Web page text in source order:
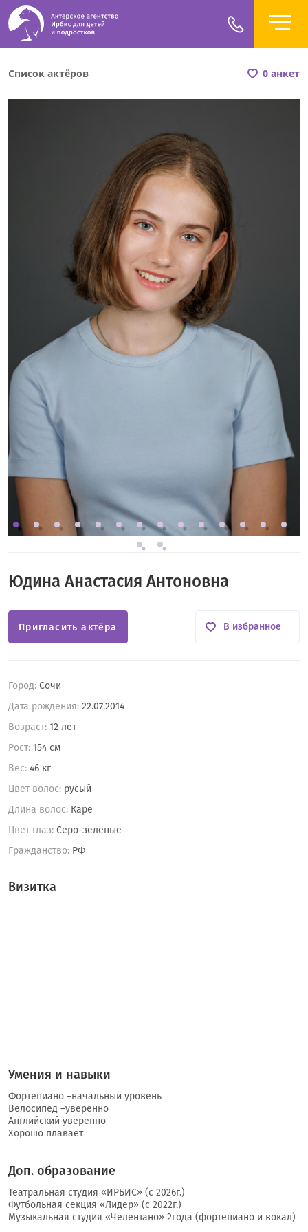
Список актёров 0 анкет
Юдина Анастасия Антоновна
Город: Сочи
Дата рождения: 22.07.2014
Возраст: 12 лет
Рост: 154 см
Вес: 46 кг
Цвет волос: русый
Длина волос: Каре
Цвет глаз: Серо-зеленые
Гражданство: РФ
Пригласить актёра В избранное
Визитка
Умения и навыки
Фортепиано –начальный уровень
Велосипед –уверенно
Английский уверенно
Хорошо плавает
Доп. образование
Театральная студия «ИРБИС» (с 2026г.)
Футбольная секция «Лидер» (с 2022г.)
Музыкальная студия «Челентано» 2года (фортепиано и вокал)